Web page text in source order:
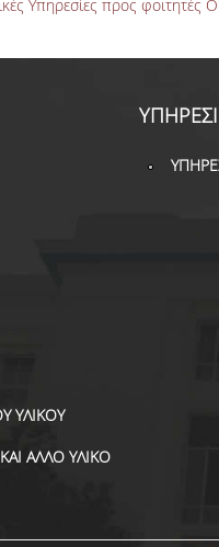
Υπηρεσίες προς φοιτητές
ΥΛΙΚΟΥ
ΑΛΛΟ ΥΛΙΚΟ